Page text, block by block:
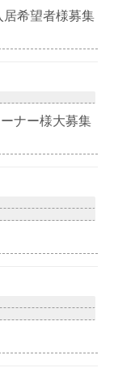
希望者様募集
ナー様大募集